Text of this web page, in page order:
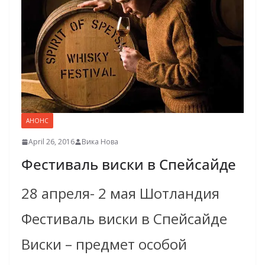
АНОНС
April 26, 2016 Вика Нова
Фестиваль виски в Спейсайде
28 апреля- 2 мая Шотландия
Фестиваль виски в Спейсайде
Виски – предмет особой